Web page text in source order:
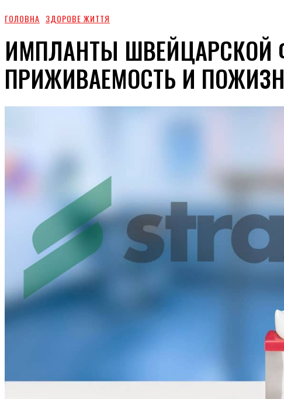
ГОЛОВНА ЗДОРОВЕ ЖИТТЯ
ИМПЛАНТЫ
ПРИЖИВАЕМОСТЬ И